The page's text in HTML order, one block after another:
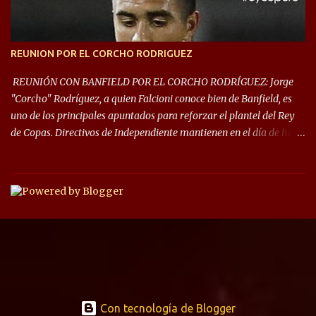
REUNION POR EL CORCHO RODRIGUEZ
REUNIÓN CON BANFIELD POR EL CORCHO RODRÍGUEZ: Jorge
"Corcho" Rodríguez, a quien Falcioni conoce bien de Banfield, es
uno de los principales apuntados para reforzar el plantel del Rey
de Copas. Directivos de Independiente mantienen en el día de hoy
préstamo con opción de compra pero, por lo que se sabe, Banfield
busca vender al menos el 50% del pase por una cifra cercana a los
1,5 millones de dólares. El volante central titular del Banfield y
de sus compañeros, realizó 17 infracciones y solo fue amonestado
Con tecnología de Blogger